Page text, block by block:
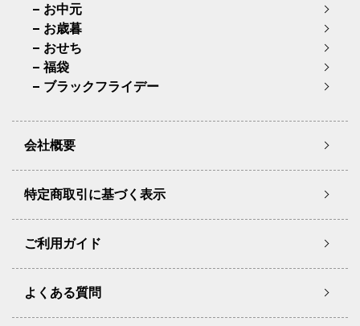
お中元
お歳暮
おせち
福袋
ブラックフライデー
会社概要
特定商取引に基づく表示
ご利用ガイド
よくある質問